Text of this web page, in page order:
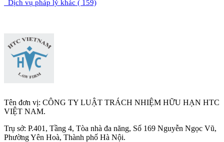
Dịch vụ pháp lý khác ( 159)
Tên đơn vị: CÔNG TY LUẬT TRÁCH NHIỆM HỮU HẠN HTC
VIỆT NAM.
Trụ sở: P.401, Tầng 4, Tòa nhà đa năng, Số 169 Nguyễn Ngọc Vũ,
Phường Yên Hoà, Thành phố Hà Nội.